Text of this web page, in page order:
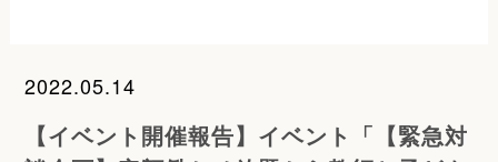
2022.05.14
【イベント開催報告】イベント「【緊急対